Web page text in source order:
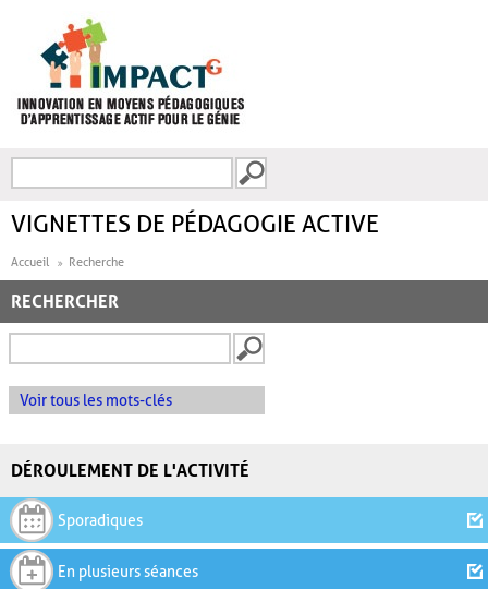
FORMULAIRE DE
VIGNETTES DE PÉDAGOGIE ACTIVE
Accueil Recherche
RECHERCHER
Voir tous les mots-clés
DÉROULEMENT DE L'ACTIVITÉ
Sporadiques
En plusieurs séances